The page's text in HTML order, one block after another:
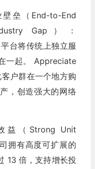
垒（End-to-End
Gap）：
台将传统上独立服
一起。 Appreciate
户群在一个地方购
，创造强大的网络
（Strong Unit
拥有高度可扩展的
13 倍，支持增长投